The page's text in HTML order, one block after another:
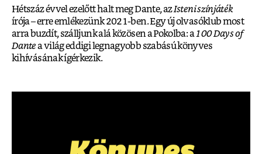
Hétszáz évvel ezelőtt halt meg Dante, azIsteni színjáték
írója – erre emlékezünk 2021-ben. Egy új olvasóklub most
arra buzdít, szálljunk alá közösen a Pokolba: a 100 Days of
Dantea világ eddigi legnagyobb szabású könyves
kihívásának ígérkezik.